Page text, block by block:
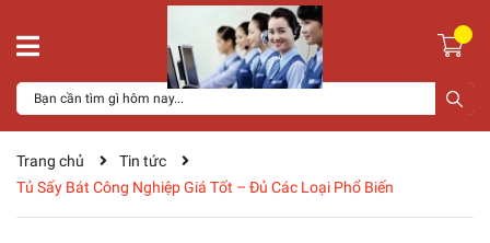
Trang chủ
Tin tức
Tủ Sấy Bát Công Nghiệp Giá Tốt – Đủ Các Loại Phổ Biến